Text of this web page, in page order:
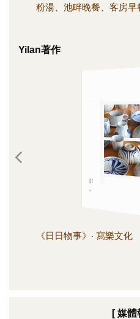
粉湯、池畔晚餐、客房早
Yilan著作
《日日物事》‧ 寫樂文化
[ 媒體